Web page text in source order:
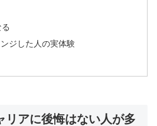
ジした人の実体験
リアに後悔はない人が多